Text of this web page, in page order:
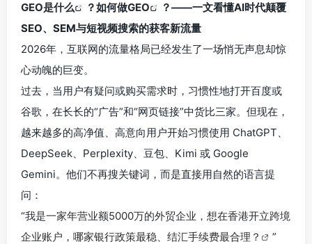
GEO是什么 ？如何做GEO
？——一文看懂AI时代颠覆
SEO、SEM与短视频搜索的获客新流量
2026年，互联网的流量格局已经发生了一场悄无声息却惊
心动魄的巨变。
过去，当用户有疑问或购买需求时，习惯性地打开百度或
谷歌，在长长的“广告”和“网页链接”中货比三家。但现在，
越来越多的高净值、高意向用户开始习惯使用 ChatGPT、
DeepSeek、Perplexity、豆包、Kimi 或 Google
Gemini。他们不再搜关键词，而是直接用自然的语言提
问：
“我是一家年营业额5000万的外贸企业，想在香港开立跨境
企业账户，哪家银行政策最稳、结汇手续费最合理？
”